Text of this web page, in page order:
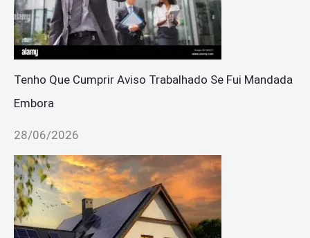
Tenho Que Cumprir Aviso Trabalhado Se Fui Mandada
Embora
28/06/2026